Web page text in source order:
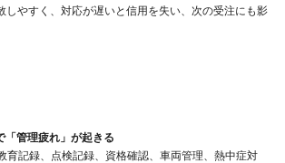
しやすく、対応が遅いと信用を失い、次の受注にも影
「管理疲れ」が起きる
育記録、点検記録、資格確認、車両管理、熱中症対